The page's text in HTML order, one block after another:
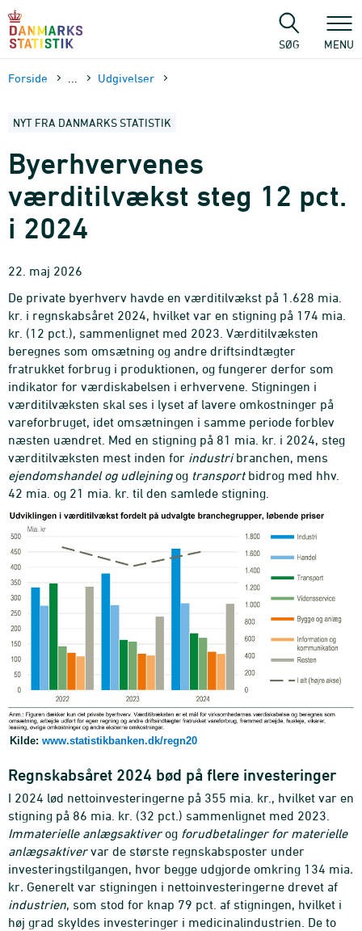
sidens
SØG MENU
Forside Udgivelser
NYT FRA DANMARKS STATISTIK
Byerhvervenes
værditilvækst steg 12 pct.
i 2024
22. maj 2026
De private byerhverv havde en værditilvækst på 1.628 mia.
kr. i regnskabsåret 2024, hvilket var en stigning på 174 mia.
kr. (12 pct.), sammenlignet med 2023. Værditilvæksten
beregnes som omsætning og andre driftsindtægter
fratrukket forbrug i produktionen, og fungerer derfor som
indikator for værdiskabelsen i erhvervene. Stigningen i
værditilvæksten skal ses i lyset af lavere omkostninger på
vareforbruget, idet omsætningen i samme periode forblev
næsten uændret. Med en stigning på 81 mia. kr. i 2024, steg
værditilvæksten mest inden for industribranchen, mens
ejendomshandel og udlejningog transportbidrog med hhv.
42 mia. og 21 mia. kr. til den samlede stigning.
Kilde: www.statistikbanken.dk/regn20
Regnskabsåret 2024 bød på flere investeringer
I 2024 lød nettoinvesteringerne på 355 mia. kr., hvilket var en
stigning på 86 mia. kr. (32 pct.) sammenlignet med 2023.
Immaterielle anlægsaktiverog forudbetalinger for materielle
anlægsaktivervar de største regnskabsposter under
investeringstilgangen, hvor begge udgjorde omkring 134 mia.
kr. Generelt var stigningen i nettoinvesteringerne drevet af
industrien, som stod for knap 79 pct. af stigningen, hvilket i
høj grad skyldes investeringer i medicinalindustrien. De to